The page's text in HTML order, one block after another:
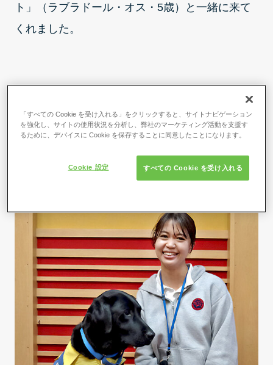
ト」（ラブラドール・オス・5歳）と一緒に来て
くれました。
スタジオで介助犬がデモンスト
レーション
「すべての Cookie を受け入れる」をクリックすると、サイトナビゲーション
を強化し、サイトの使用状況を分析し、弊社のマーケティング活動を支援す
るために、デバイスに Cookie を保存することに同意したことになります。
すべての Cookie を受け入れる
Cookie 設定